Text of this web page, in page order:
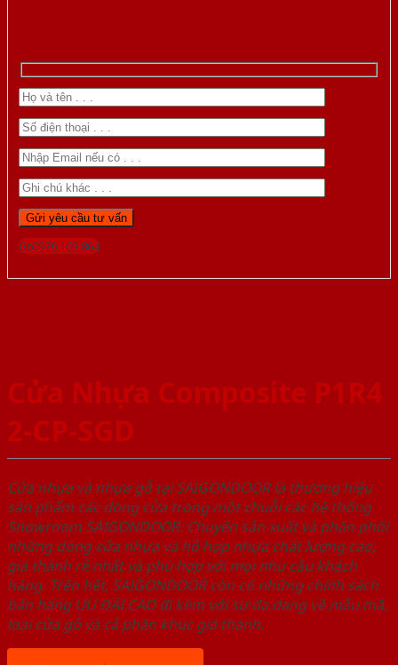
Gọi 0976.169.864
Cửa Nhựa Composite P1R4
2-CP-SGD
Cửa nhựa và nhựa gỗ tại SAIGONDOOR là thương hiệu
sản phẩm các dòng cửa trong một chuỗi các hệ thống
Showroom SAIGONDOOR. Chuyên sản xuất và phân phối
những dòng cửa nhựa và hỗ hợp nhựa chất lượng cao,
giá thành rẻ nhất và phù hợp với mọi nhu cầu khách
hàng. Trên hết, SAIGONDOOR còn có những chính sách
bán hàng ƯU ĐÃI CAO đi kèm với sự đa dạng về mẫu mã,
loại cửa gỗ và cả phân khúc giá thành.